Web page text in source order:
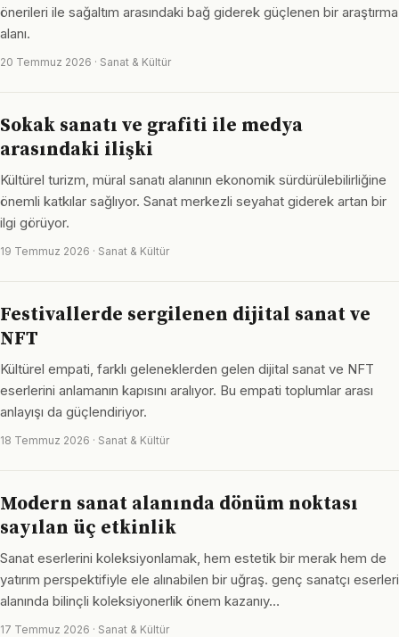
önerileri ile sağaltım arasındaki bağ giderek güçlenen bir araştırma
alanı.
20 Temmuz 2026 · Sanat & Kültür
Sokak sanatı ve grafiti ile medya
arasındaki ilişki
Kültürel turizm, müral sanatı alanının ekonomik sürdürülebilirliğine
önemli katkılar sağlıyor. Sanat merkezli seyahat giderek artan bir
ilgi görüyor.
19 Temmuz 2026 · Sanat & Kültür
Festivallerde sergilenen dijital sanat ve
NFT
Kültürel empati, farklı geleneklerden gelen dijital sanat ve NFT
eserlerini anlamanın kapısını aralıyor. Bu empati toplumlar arası
anlayışı da güçlendiriyor.
18 Temmuz 2026 · Sanat & Kültür
Modern sanat alanında dönüm noktası
sayılan üç etkinlik
Sanat eserlerini koleksiyonlamak, hem estetik bir merak hem de
yatırım perspektifiyle ele alınabilen bir uğraş. genç sanatçı eserleri
alanında bilinçli koleksiyonerlik önem kazanıy…
17 Temmuz 2026 · Sanat & Kültür